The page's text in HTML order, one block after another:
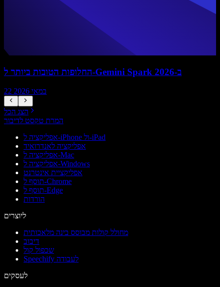
החלופות הטובות ביותר ל-Gemini Spark ב-2026
22 במאי 2026
הצג הכל
המרת טקסט לדיבור
אפליקציה ל-iPhone ול-iPad
אפליקציה לאנדרואיד
אפליקציה ל-Mac
אפליקציה ל-Windows
אפליקציית אינטרנט
תוסף ל-Chrome
תוסף ל-Edge
הורדות
ליוצרים
מחולל קולות מבוסס בינה מלאכותית
דיבוב
שכפול קול
Speechify לעבודה
לעסקים